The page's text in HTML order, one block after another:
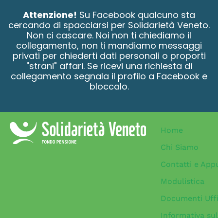
Attenzione! Su Facebook qualcuno sta
cercando di spacciarsi per Solidarietà Veneto.
Non ci cascare. Noi non ti chiediamo il
collegamento, non ti mandiamo messaggi
privati per chiederti dati personali o proporti
"strani" affari. Se ricevi una richiesta di
collegamento segnala il profilo a Facebook e
bloccalo.
Home
Chi Siamo
Contatti e
Modulistica
Documenti
Informativa